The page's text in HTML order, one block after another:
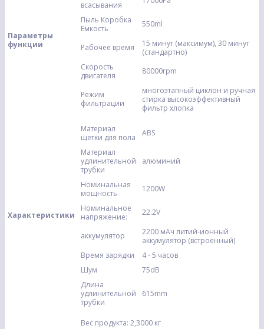
Параметры
функции
всасывания
Пыль Коробка
Емкость
550ml
Рабочее время
15 минут (максимум), 30 минут
(стандартно)
Скорость
двигателя
80000rpm
Режим
фильтрации
многоэтапный циклон и ручная
стирка высокоэффективный
фильтр хлопка
Характеристики
Материал
щетки для пола
ABS
Материал
удлинительной
трубки
алюминий
Номинальная
мощность
1200W
Номинальное
напряжение:
22.2V
аккумулятор
2200 мАч литий-ионный
аккумулятор (встроенный)
Время зарядки
4 - 5 часов
Шум
75dB
Длина
удлинительной
трубки
615mm
Вес продукта: 2,3000 кг